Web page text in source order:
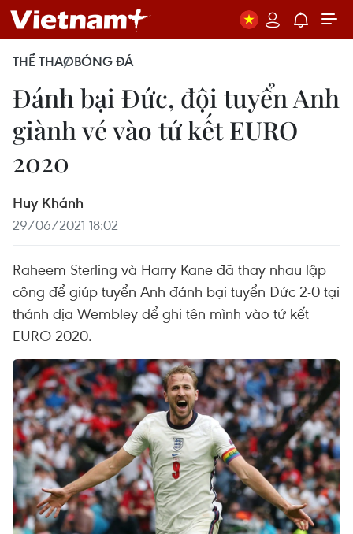
THỂ THAOBÓNG ĐÁ
Đánh bại Đức, đội tuyển Anh
giành vé vào tứ kết EURO
2020
Huy Khánh
29/06/2021 18:02
Raheem Sterling và Harry Kane đã thay nhau lập
công để giúp tuyển Anh đánh bại tuyển Đức 2-0 tại
thánh địa Wembley để ghi tên mình vào tứ kết
EURO 2020.